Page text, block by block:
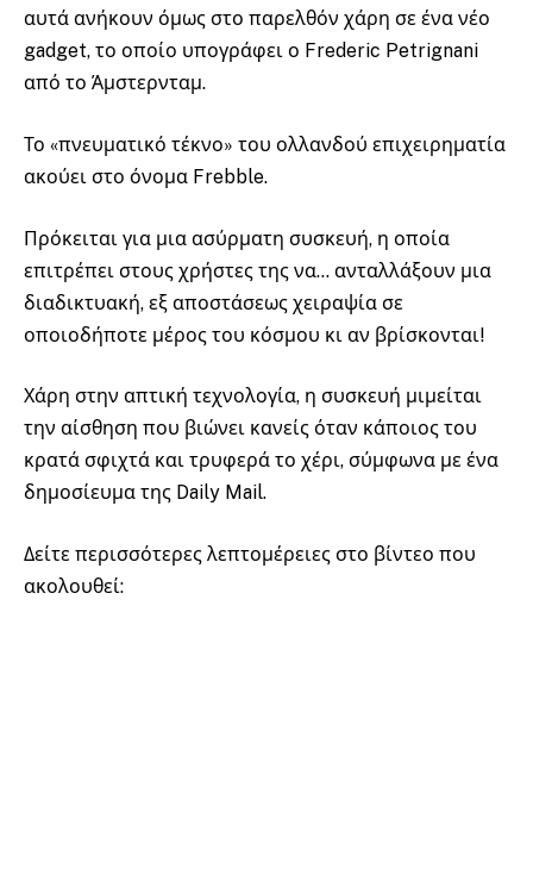
αυτά ανήκουν όμως στο παρελθόν χάρη σε ένα νέο
gadget, το οποίο υπογράφει ο Frederic Petrignani
από το Άμστερνταμ.
Το «πνευματικό τέκνο» του ολλανδού επιχειρηματία
ακούει στο όνομα Frebble.
Πρόκειται για μια ασύρματη συσκευή, η οποία
επιτρέπει στους χρήστες της να… ανταλλάξουν μια
διαδικτυακή, εξ αποστάσεως χειραψία σε
οποιοδήποτε μέρος του κόσμου κι αν βρίσκονται!
Χάρη στην απτική τεχνολογία, η συσκευή μιμείται
την αίσθηση που βιώνει κανείς όταν κάποιος του
κρατά σφιχτά και τρυφερά το χέρι, σύμφωνα με ένα
δημοσίευμα της Daily Mail.
Δείτε περισσότερες λεπτομέρειες στο βίντεο που
ακολουθεί: